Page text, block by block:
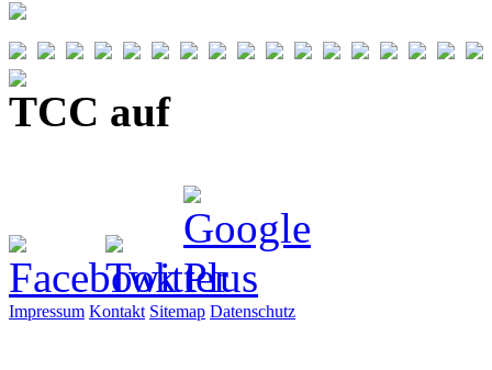
TCC auf
Impressum Kontakt Sitemap Datenschutz